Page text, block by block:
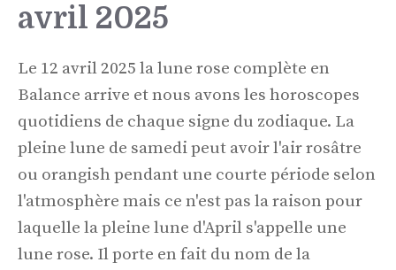
avril 2025
Le 12 avril 2025 la lune rose complète en
Balance arrive et nous avons les horoscopes
quotidiens de chaque signe du zodiaque. La
pleine lune de samedi peut avoir l'air rosâtre
ou orangish pendant une courte période selon
l'atmosphère mais ce n'est pas la raison pour
laquelle la pleine lune d'April s'appelle une
lune rose. Il porte en fait du nom de la